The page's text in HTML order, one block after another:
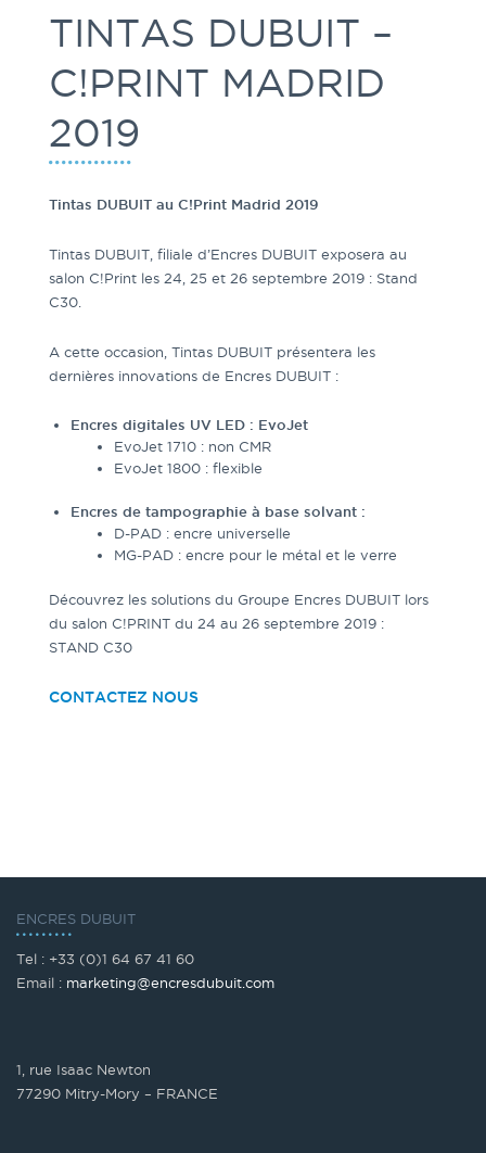
TINTAS DUBUIT –
C!PRINT MADRID
2019
Tintas DUBUIT au C!Print Madrid 2019
Tintas DUBUIT, filiale d’Encres DUBUIT exposera au
salon C!Print les 24, 25 et 26 septembre 2019 : Stand
C30.
A cette occasion, Tintas DUBUIT présentera les
dernières innovations de Encres DUBUIT :
Encres digitales UV LED : EvoJet
EvoJet 1710 : non CMR
EvoJet 1800 : flexible
Encres de tampographie à base solvant :
D-PAD : encre universelle
MG-PAD : encre pour le métal et le verre
Découvrez les solutions du Groupe Encres DUBUIT lors
du salon C!PRINT du 24 au 26 septembre 2019 :
STAND C30
CONTACTEZ NOUS
ENCRES DUBUIT
Tel : +33 (0)1 64 67 41 60
Email : marketing@encresdubuit.com
1, rue Isaac Newton
77290 Mitry-Mory – FRANCE